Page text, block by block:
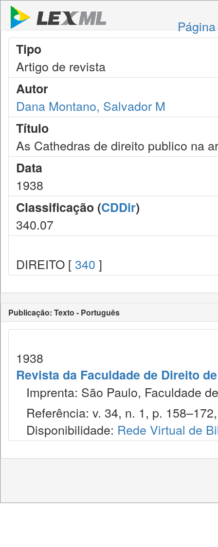
Tipo
Artigo de revista
Autor
Dana Montano, Salvador M
Título
As Cathedras de direito publico na
Data
1938
Classificação (CDDir)
340.07
DIREITO [ 340 ]
Publicação: Texto - Português
1938
Revista da Faculdade de Direito
Imprenta: São Paulo, Faculdade
Referência: v. 34, n. 1, p.
Disponibilidade: Rede Virtual de